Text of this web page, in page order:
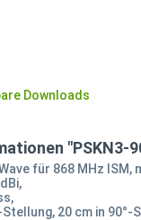
Downloads
"PSKN3-
für 868 MHz ISM,
Stellung, 20 cm in 90°-